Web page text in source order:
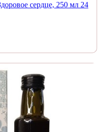
сердце, 250 мл 24